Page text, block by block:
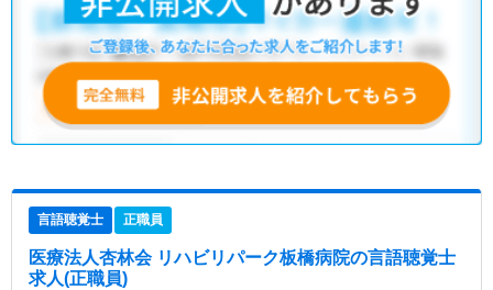
言語聴覚士 正職員
医療法人杏林会 リハビリパーク板橋病院の言語聴覚士
求人(正職員)